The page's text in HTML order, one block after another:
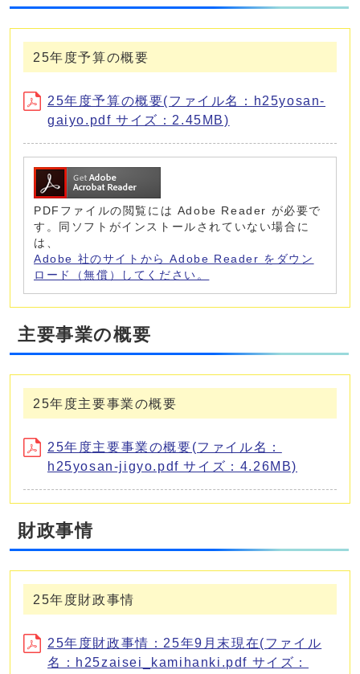
25年度予算の概要
25年度予算の概要(ファイル名：h25yosan-
gaiyo.pdf サイズ：2.45MB)
PDFファイルの閲覧には Adobe Reader が必要で
す。同ソフトがインストールされていない場合に
は、
Adobe 社のサイトから Adobe Reader をダウン
ロード（無償）してください。
主要事業の概要
25年度主要事業の概要
25年度主要事業の概要(ファイル名：
h25yosan-jigyo.pdf サイズ：4.26MB)
財政事情
25年度財政事情
25年度財政事情：25年9月末現在(ファイル
名：h25zaisei_kamihanki.pdf サイズ：